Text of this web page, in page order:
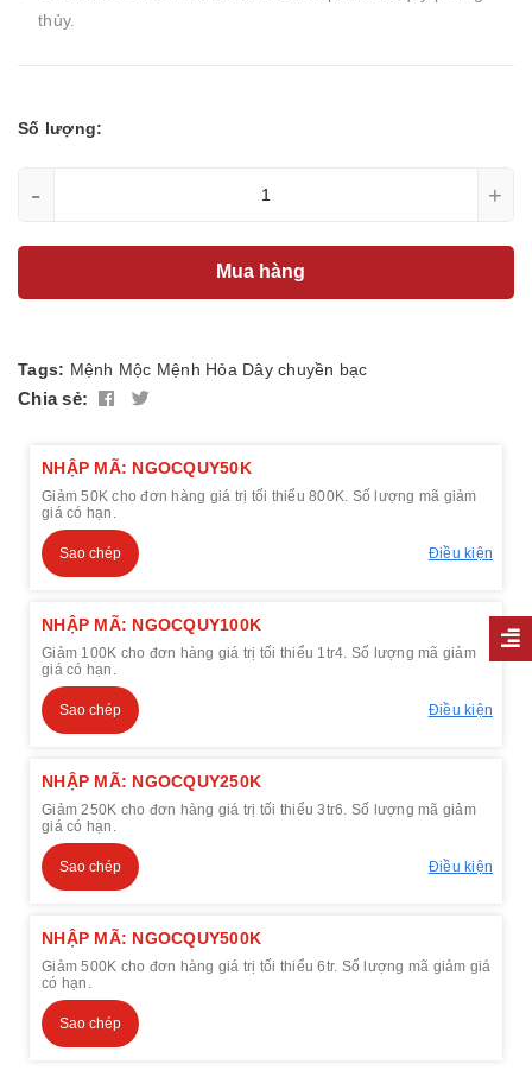
thủy.
Số lượng:
- +
Mua hàng
Tags: Mệnh Mộc Mệnh Hỏa Dây chuyền bạc
Chia sẻ:
NHẬP MÃ: NGOCQUY50K
Giảm 50K cho đơn hàng giá trị tối thiểu 800K. Số lượng mã giảm
giá có hạn.
Sao chép Điều kiện
NHẬP MÃ: NGOCQUY100K
Giảm 100K cho đơn hàng giá trị tối thiểu 1tr4. Số lượng mã giảm
giá có hạn.
Sao chép Điều kiện
NHẬP MÃ: NGOCQUY250K
Giảm 250K cho đơn hàng giá trị tối thiểu 3tr6. Số lượng mã giảm
giá có hạn.
Sao chép Điều kiện
NHẬP MÃ: NGOCQUY500K
Giảm 500K cho đơn hàng giá trị tối thiểu 6tr. Số lượng mã giảm giá
có hạn.
Sao chép